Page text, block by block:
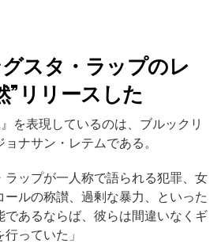
スタ・ラップのレ
”リリースした
を表現しているのは、ブルックリ
ナサン・レテムである。
ラップが一人称で語られる犯罪、女
ルの称讃、過剰な暴力、といった
であるならば、彼らは間違いなくギ
っていた」